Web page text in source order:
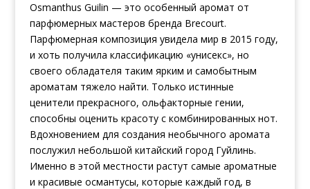
Osmanthus Guilin — это особенный аромат от
парфюмерных мастеров бренда Brecourt.
Парфюмерная композиция увидела мир в 2015 году,
и хоть получила классификацию «унисекс», но
своего обладателя таким ярким и самобытным
ароматам тяжело найти. Только истинные
ценители прекрасного, ольфакторные гении,
способны оценить красоту с комбинированных нот.
Вдохновением для создания необычного аромата
послужил небольшой китайский город Гуйлинь.
Именно в этой местности растут самые ароматные
и красивые османтусы, которые каждый год, в